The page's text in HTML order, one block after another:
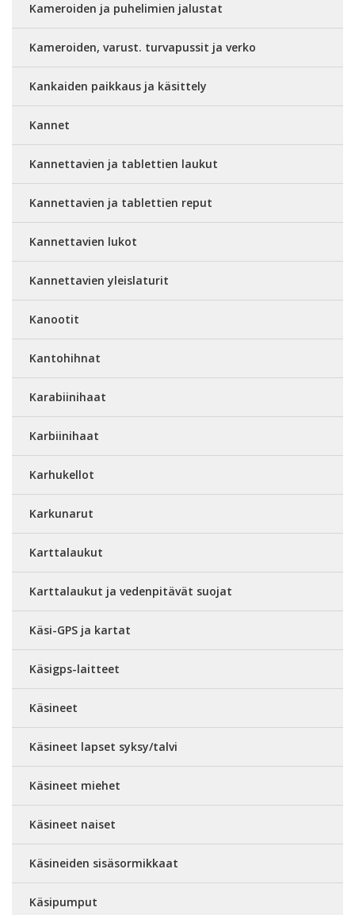
Kameroiden ja puhelimien jalustat
Kameroiden, varust. turvapussit ja verko
Kankaiden paikkaus ja käsittely
Kannet
Kannettavien ja tablettien laukut
Kannettavien ja tablettien reput
Kannettavien lukot
Kannettavien yleislaturit
Kanootit
Kantohihnat
Karabiinihaat
Karbiinihaat
Karhukellot
Karkunarut
Karttalaukut
Karttalaukut ja vedenpitävät suojat
Käsi-GPS ja kartat
Käsigps-laitteet
Käsineet
Käsineet lapset syksy/talvi
Käsineet miehet
Käsineet naiset
Käsineiden sisäsormikkaat
Käsipumput